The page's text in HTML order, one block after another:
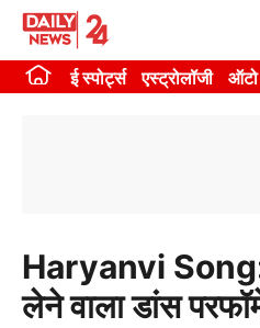
Skip
contentई स्पोर्ट्स एस्ट्रोलॉजी
Haryanvi Song:
लेने वाला डांस